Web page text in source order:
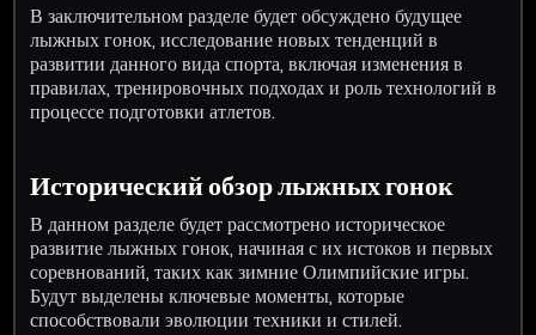
В заключительном разделе будет обсуждено будущее
лыжных гонок, исследование новых тенденций в
развитии данного вида спорта, включая изменения в
правилах, тренировочных подходах и роль технологий в
процессе подготовки атлетов.
Исторический обзор лыжных гонок
В данном разделе будет рассмотрено историческое
развитие лыжных гонок, начиная с их истоков и первых
соревнований, таких как зимние Олимпийские игры.
Будут выделены ключевые моменты, которые
способствовали эволюции техники и стилей.